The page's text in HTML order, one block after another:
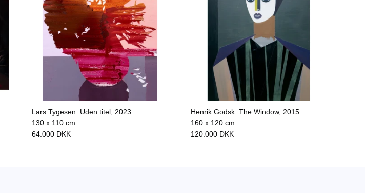
Lars Tygesen. Uden titel, 2023.
130 x 110 cm
64.000 DKK
Henrik Godsk. The Window, 2015.
160 x 120 cm
120.000 DKK